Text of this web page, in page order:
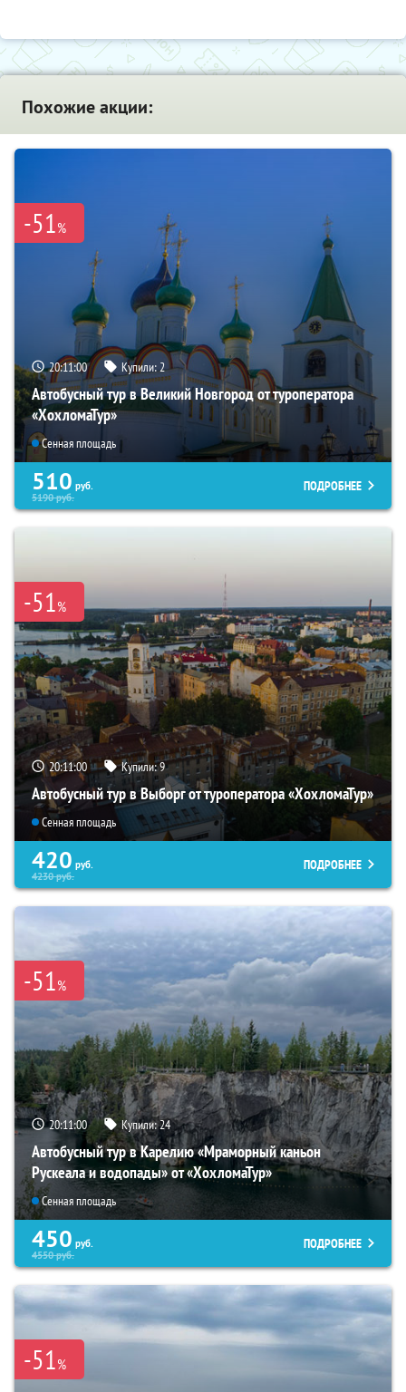
Похожие акции:
-51%
20:10:59 Купили:2
Автобусный тур в Великий Новгород от туроператора
«ХохломаТур»
Сенная площадь
510 руб.
5190руб.
ПОДРОБНЕЕ
-51%
20:10:59 Купили:9
Автобусный тур в Выборг от туроператора «ХохломаТур»
Сенная площадь
420 руб.
4230руб.
ПОДРОБНЕЕ
-51%
20:10:59 Купили:24
Автобусный тур в Карелию «Мраморный каньон
Рускеала и водопады» от «ХохломаТур»
Сенная площадь
450 руб.
4550руб.
ПОДРОБНЕЕ
-51%